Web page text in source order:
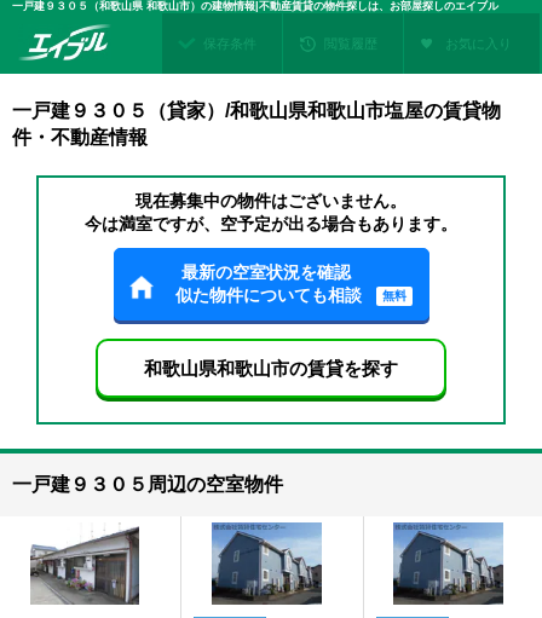
一戸建９３０５（和歌山県 和歌山市）の建物情報|不動産賃貸の物件探しは、お部屋探しのエイブル
保存条件 閲覧履歴 お気に入り
一戸建９３０５（貸家）/和歌山県和歌山市塩屋の賃貸物
件・不動産情報
現在募集中の物件はございません。
今は満室ですが、空予定が出る場合もあります。
最新の空室状況を確認
似た物件についても相談
無料
和歌山県和歌山市の賃貸を探す
一戸建９３０５周辺の空室物件